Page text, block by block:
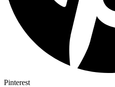
Pinterest